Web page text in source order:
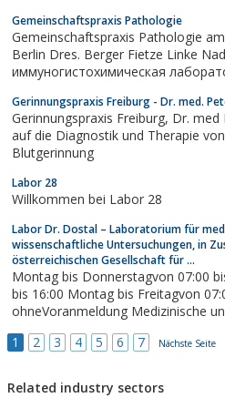
setzt sich aus Hautfachärzten mit
Dermatopathologie sowie...
Gemeinschaftspraxis Pathologie
Gemeinschaftspraxis Pathologie
Berlin Dres. Berger Fietze Linke
иммуногистохимическая
Gerinnungspraxis Freiburg - Dr. med.
Gerinnungspraxis Freiburg, Dr. med Peter Staritz - spezialisiert
auf die Diagnostik und Therapie
Blutgerinnung
Labor 28
Willkommen bei Labor 28
Labor Dr. Dostal – Laboratorium für
wissenschaftliche Untersuchungen, in
österreichischen Gesellschaft für ...
Montag bis Donnerstagvon 07:00
bis 16:00 Montag bis Freitagvon 07:00 bis 11:00
ohneVoranmeldung Medizinische und wissenschaftliche
für Bioanalytik.ZUM WOHLE DER
1 2 3 4 5 6 7 Nächste Seite
Related industry sectors